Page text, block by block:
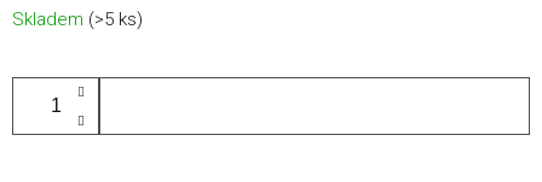
cena:
Skladem (>5 ks)